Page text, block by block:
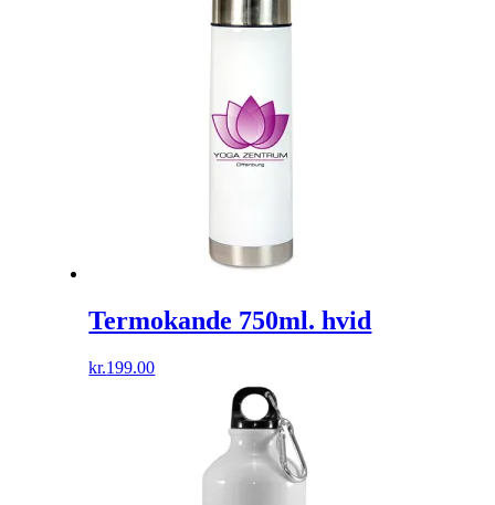
Termokande 750ml. hvid
kr.199.00